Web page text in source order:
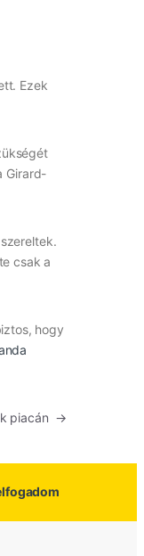
Ezek
Girard-
csak a
hogy
piacán →